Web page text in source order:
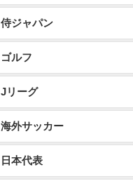
侍ジャパン
ゴルフ
Jリーグ
海外サッカー
日本代表